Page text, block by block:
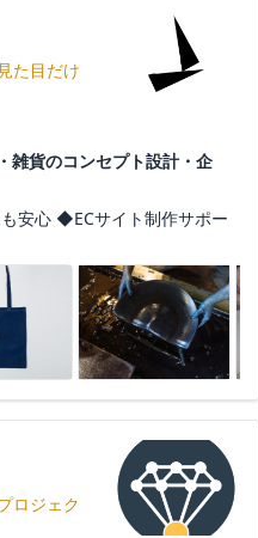
た目だけ
雑貨のコンセプト設計・企
安心 ◆ECサイト制作サポー
ロジェク